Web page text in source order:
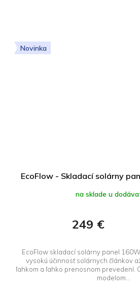
Novinka
EcoFlow - Skladací solárny
na sklade u
249 €
EcoFlow skladací solárny panel
vysokú účinnosť solárnych článkov
ľahkom a ľahko prenosnom prevedení.
modelom...